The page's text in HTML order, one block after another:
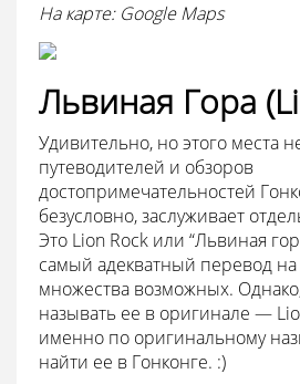
На карте: Google Maps
Львиная Гора
Удивительно, но этого места
путеводителей и обзоров
достопримечательностей
безусловно, заслуживает
Это Lion Rock или “Львиная
самый адекватный перевод на
множества возможных.
называть ее в оригинале —
именно по оригинальному
найти ее в Гонконге. :)